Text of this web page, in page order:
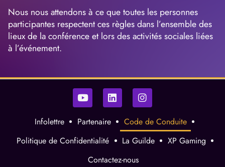
Nous nous attendons à ce que toutes les personnes
participantes respectent ces règles dans l’ensemble des
lieux de la conférence et lors des activités sociales liées
à l’événement.
Infolettre Partenaire
Code de Conduite
Politique de Confidentialité
La Guilde
XP Gaming
Contactez-nous